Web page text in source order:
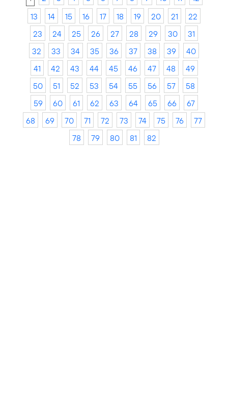
13
14 15 16 17 18 19 20 21
22
23
24 25 26 27 28 29 30
31
32
33 34 35 36 37 38 39
40
41
42 43 44 45 46 47 48
49
50
51 52 53 54 55 56 57
58
59
60 61 62 63 64 65 66
67
68
69 70 71 72 73 74 75 76
77
78
79 80 81 82